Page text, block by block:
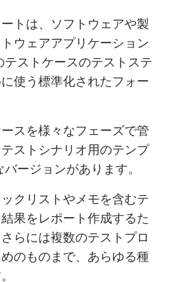
トは、ソフトウェアや製
ウェアアプリケーション
ストケースのテストステ
使う標準化されたフォー
スを様々なフェーズで管
ストシナリオ用のテンプ
ージョンがあります。
クリストやメモを含むテ
果をレポート作成するた
らには複数のテストプロ
のものまで、あらゆる種